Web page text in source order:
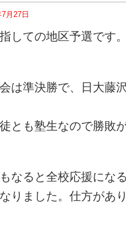
月27日
しての地区予選です。
は準決勝で、日大藤
とも塾生なので勝敗
なると全校応援にな
りました。仕方があり